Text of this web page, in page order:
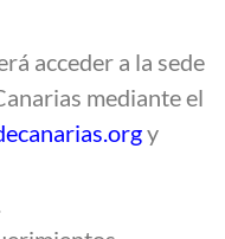
acceder a la sede
mediante el
y